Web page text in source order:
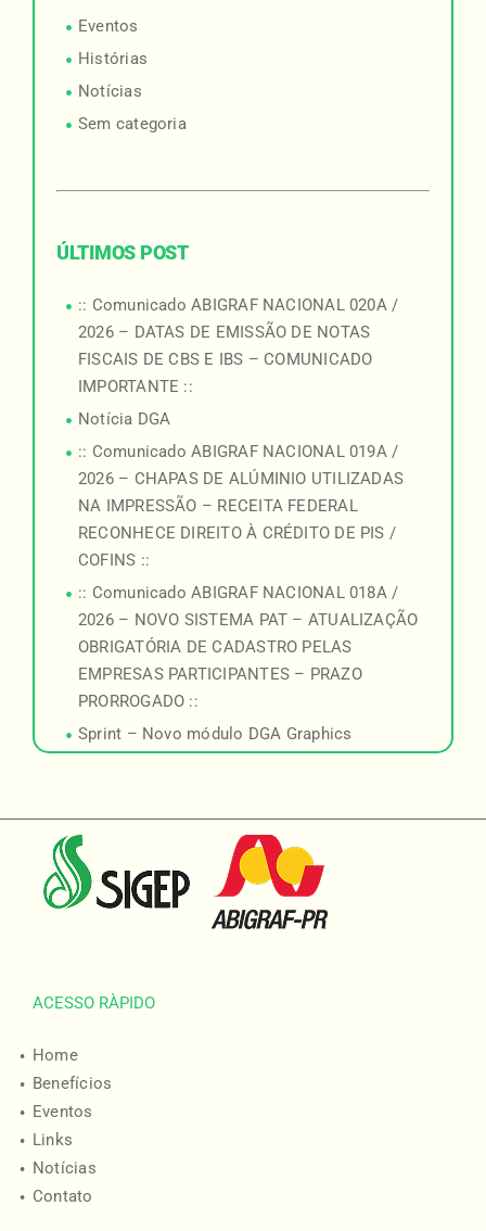
Eventos
Histórias
Notícias
Sem categoria
ÚLTIMOS POST
:: Comunicado ABIGRAF NACIONAL 020A /
2026 – DATAS DE EMISSÃO DE NOTAS
FISCAIS DE CBS E IBS – COMUNICADO
IMPORTANTE ::
Notícia DGA
:: Comunicado ABIGRAF NACIONAL 019A /
2026 – CHAPAS DE ALÚMINIO UTILIZADAS
NA IMPRESSÃO – RECEITA FEDERAL
RECONHECE DIREITO À CRÉDITO DE PIS /
COFINS ::
:: Comunicado ABIGRAF NACIONAL 018A /
2026 – NOVO SISTEMA PAT – ATUALIZAÇÃO
OBRIGATÓRIA DE CADASTRO PELAS
EMPRESAS PARTICIPANTES – PRAZO
PRORROGADO ::
Sprint – Novo módulo DGA Graphics
ACESSO RÀPIDO
Home
Benefícios
Eventos
Links
Notícias
Contato